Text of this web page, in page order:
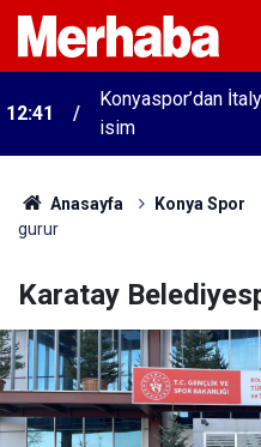
12:41
Konyaspor’dan
isim
Anasayfa Konya Spor
gurur
Karatay